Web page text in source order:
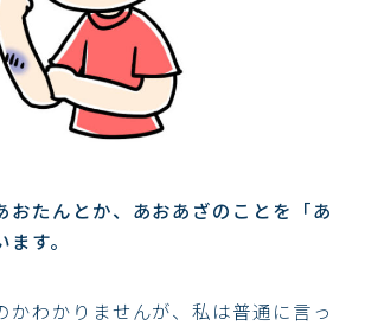
おたんとか、あおあざのことを「あ
す。
かわかりませんが、私は普通に言っ